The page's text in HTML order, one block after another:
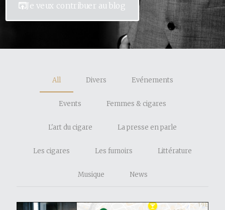
Je veux contribuer au blog
All Divers Evénements
Events Femmes & cigares
L'art du cigare La presse en parle
Les cigares Les fumoirs Littérature
Musique News